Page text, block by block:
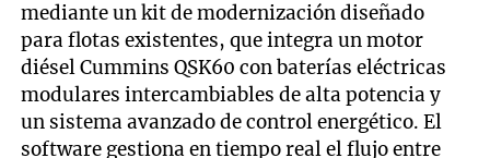
mediante un kit de modernización diseñado
para flotas existentes, que integra un motor
diésel Cummins QSK60 con baterías eléctricas
modulares intercambiables de alta potencia y
un sistema avanzado de control energético. El
software gestiona en tiempo real el flujo entre